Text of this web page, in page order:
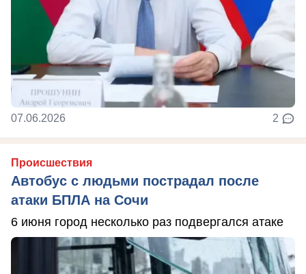
07.06.2026 2
Происшествия
Автобус с людьми пострадал после
атаки БПЛА на Сочи
6 июня город несколько раз подвергался атаке